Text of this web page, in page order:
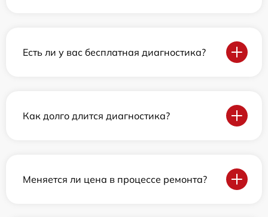
Есть ли у вас бесплатная диагностика?
Как долго длится диагностика?
Меняется ли цена в процессе ремонта?